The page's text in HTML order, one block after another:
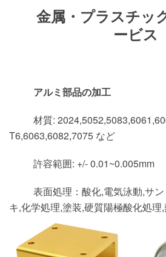
金属・プラスチッ
ービス
アルミ部品の加工
材質:
T6,6063,6082,7075 など
許容範囲: +/- 0.01~0.005mm
表面処理：酸化,電気泳動,サ
キ,化学処理,塗装,硬質陽極酸化処理,